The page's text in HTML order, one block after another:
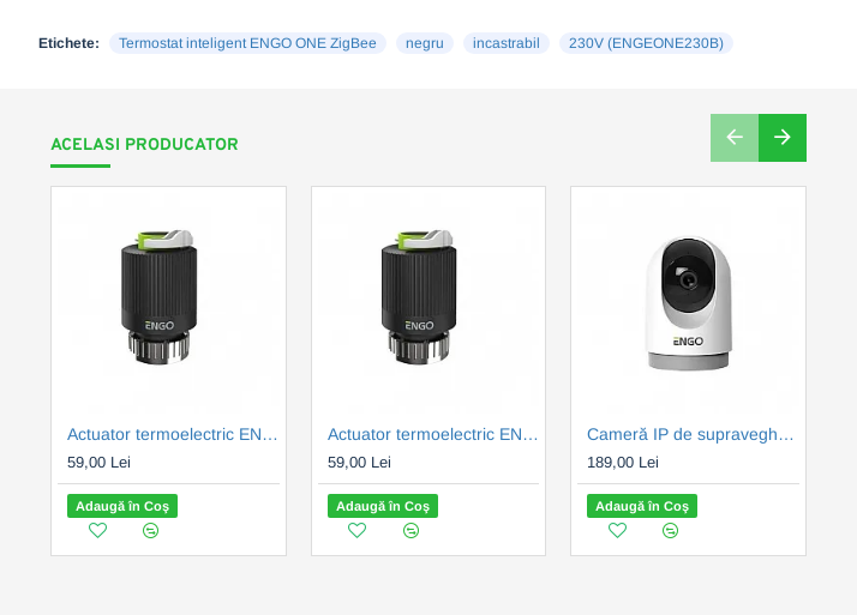
Etichete: Termostat inteligent ENGO ONE ZigBee negru incastrabil 230V (ENGEONE230B)
ACELASI PRODUCATOR
Actuator termoelectric ENGO 230V, M30x1.5, normal închis (ENGE30NC230)
59,00 Lei
Adaugă în Coş
Actuator termoelectric ENGO M28X1.5, 230V, normal inchis (ENGE28NC-230)
59,00 Lei
Adaugă în Coş
Cameră IP de supraveghere Engo Smart 360° interior - WiFi - 4MP - IR - 1440p - alb (ENGECAM)
189,00 Lei
Adaugă în Coş